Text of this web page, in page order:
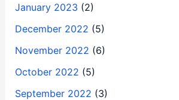
January 2023 (2)
December 2022 (5)
November 2022 (6)
October 2022 (5)
September 2022 (3)